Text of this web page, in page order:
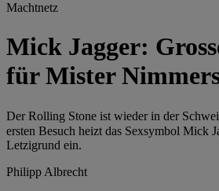
Machtnetz
Mick Jagger:
für Mister
Der Rolling Stone ist wieder in der
ersten Besuch heizt das Sexsymbol Mick
Letzigrund ein.
Philipp Albrecht